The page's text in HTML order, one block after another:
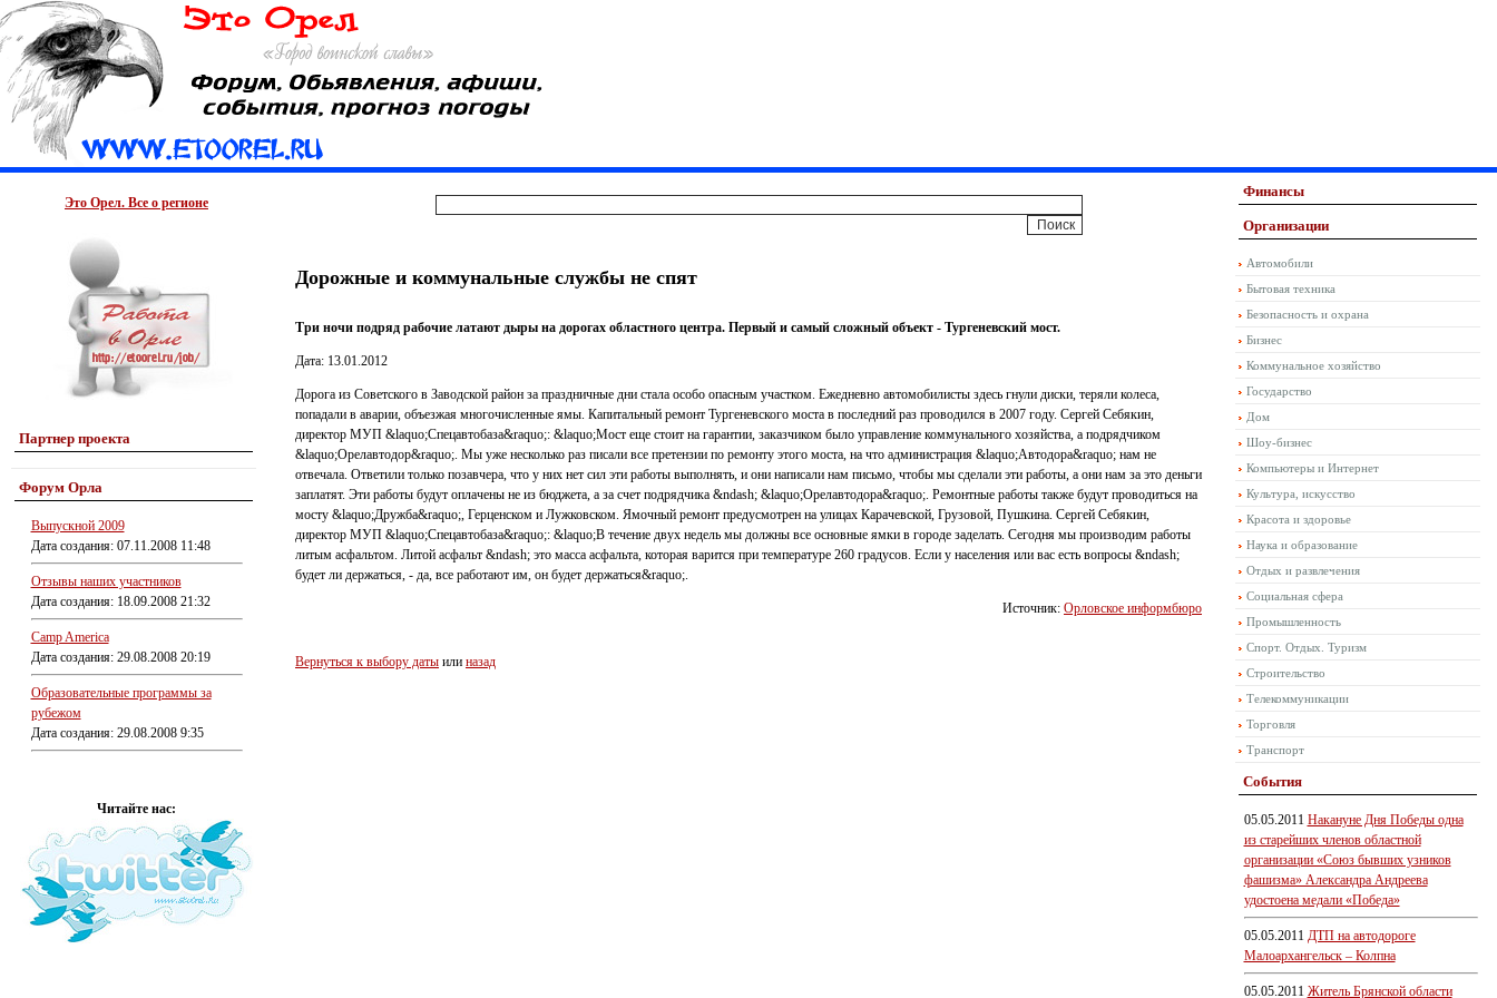
Это Орел. Все о регионе
Партнер проекта
Форум Орла
Выпускной 2009
Дата создания: 07.11.2008 11:48
Отзывы наших участников
Дата создания: 18.09.2008 21:32
Camp America
Дата создания: 29.08.2008 20:19
Образовательные программы за
рубежом
Дата создания: 29.08.2008 9:35
Читайте нас:
Дорожные и коммунальные службы не спят
Три ночи подряд рабочие латают дыры на дорогах областного центра. Первый и самый сложный объект - Тургеневский мост.
Дата: 13.01.2012
Дорога из Советского в Заводской район за праздничные дни стала особо опасным участком. Ежедневно автомобилисты здесь гнули диски, теряли колеса,
попадали в аварии, объезжая многочисленные ямы. Капитальный ремонт Тургеневского моста в последний раз проводился в 2007 году. Сергей Себякин,
директор МУП &laquo;Спецавтобаза&raquo;: &laquo;Мост еще стоит на гарантии, заказчиком было управление коммунального хозяйства, а подрядчиком
&laquo;Орелавтодор&raquo;. Мы уже несколько раз писали все претензии по ремонту этого моста, на что администрация &laquo;Автодора&raquo; нам не
отвечала. Ответили только позавчера, что у них нет сил эти работы выполнять, и они написали нам письмо, чтобы мы сделали эти работы, а они нам за это деньги
заплатят. Эти работы будут оплачены не из бюджета, а за счет подрядчика &ndash; &laquo;Орелавтодора&raquo;. Ремонтные работы также будут проводиться на
мосту &laquo;Дружба&raquo;, Герценском и Лужковском. Ямочный ремонт предусмотрен на улицах Карачевской, Грузовой, Пушкина. Сергей Себякин,
директор МУП &laquo;Спецавтобаза&raquo;: &laquo;В течение двух недель мы должны все основные ямки в городе заделать. Сегодня мы производим работы
литым асфальтом. Литой асфальт &ndash; это масса асфальта, которая варится при температуре 260 градусов. Если у населения или вас есть вопросы &ndash;
будет ли держаться, - да, все работают им, он будет держаться&raquo;.
Источник: Орловское информбюро
Вернуться к выбору даты или назад
Финансы
Организации
Автомобили
Бытовая техника
Безопасность и охрана
Бизнес
Коммунальное хозяйство
Государство
Дом
Шоу-бизнес
Компьютеры и Интернет
Культура, искусство
Красота и здоровье
Наука и образование
Отдых и развлечения
Социальная сфера
Промышленность
Спорт. Отдых. Туризм
Строительство
Телекоммуникации
Торговля
Транспорт
События
05.05.2011 Накануне Дня Победы одна
из старейших членов областной
организации «Союз бывших узников
фашизма» Александра Андреева
удостоена медали «Победа»
05.05.2011 ДТП на автодороге
Малоархангельск – Колпна
05.05.2011 Житель Брянской области